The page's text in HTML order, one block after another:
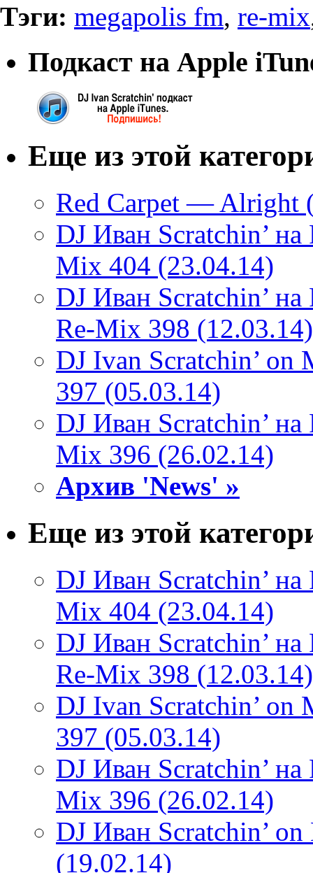
Тэги: megapolis fm, re-mix
Подкаст на Apple
Еще из этой
Red Carpet — Alright
DJ Иван Scratchin’
Mix 404 (23.04.14)
DJ Иван Scratchin’
Re-Mix 398 (12.03.14)
DJ Ivan Scratchin’
397 (05.03.14)
DJ Иван Scratchin’
Mix 396 (26.02.14)
Архив 'News' »
Еще из этой
DJ Иван Scratchin’
Mix 404 (23.04.14)
DJ Иван Scratchin’
Re-Mix 398 (12.03.14)
DJ Ivan Scratchin’
397 (05.03.14)
DJ Иван Scratchin’
Mix 396 (26.02.14)
DJ Иван Scratchin’
(19.02.14)